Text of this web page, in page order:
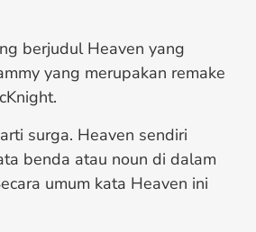
berjudul Heaven yang
yang merupakan remake
surga. Heaven sendiri
benda atau noun di dalam
umum kata Heaven ini